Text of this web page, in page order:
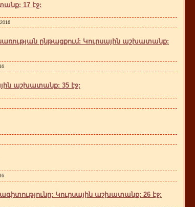
17 էջ:
ընթացքում: Կուրսային աշխատանք:
աշխատանք: 35 էջ:
Կուրսային աշխատանք: 26 էջ: